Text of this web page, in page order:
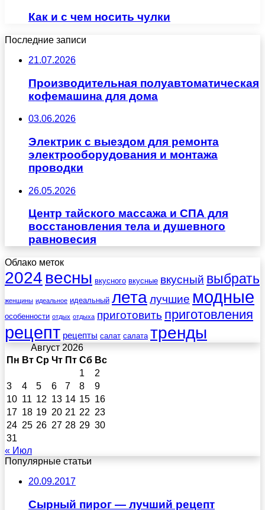
Как и с чем носить чулки
Последние записи
21.07.2026
Производительная полуавтоматическая
кофемашина для дома
03.06.2026
Электрик с выездом для ремонта
электрооборудования и монтажа
проводки
26.05.2026
Центр тайского массажа и СПА для
восстановления тела и душевного
равновесия
Облако меток
2024 весны вкусного вкусные вкусный выбрать
женщины идеальное идеальный леталучшие модные
особенности отдых отдыха приготовить приготовления
рецепт рецепты салат салата тренды
Август 2026
Пн Вт Ср Чт Пт Сб Вс
1
2
3
4 5 6 7 8
9
10 11 12 13 14 15 16
17 18 19 20 21 22 23
24 25 26 27 28 29 30
31
« Июл
Популярные статьи
20.09.2017
Сырный пирог — лучший рецепт